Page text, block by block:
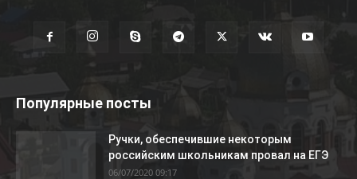
Популярные посты
Ручки, обеспечившие некоторым
российским школьникам провал на ЕГЭ
06/07/2020 09:17